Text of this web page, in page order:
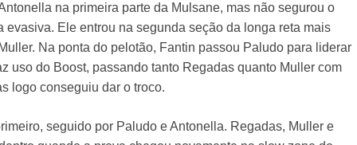
na primeira parte da Mulsane, mas não segurou o
evasiva. Ele entrou na segunda seção da longa reta mais
Na ponta do pelotão, Fantin passou Paludo para liderar
uso do Boost, passando tanto Regadas quanto Muller com
logo conseguiu dar o troco.
seguido por Paludo e Antonella. Regadas, Muller e